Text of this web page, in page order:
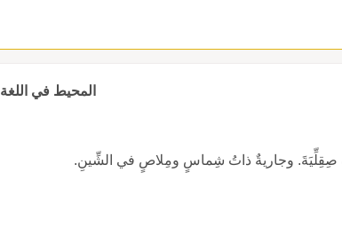
المحيط في اللغة
صِقِلِّيَةَ. وجاريةٌ ذاتُ شِماسٍ ومِلاصٍ في الشِّينِ.